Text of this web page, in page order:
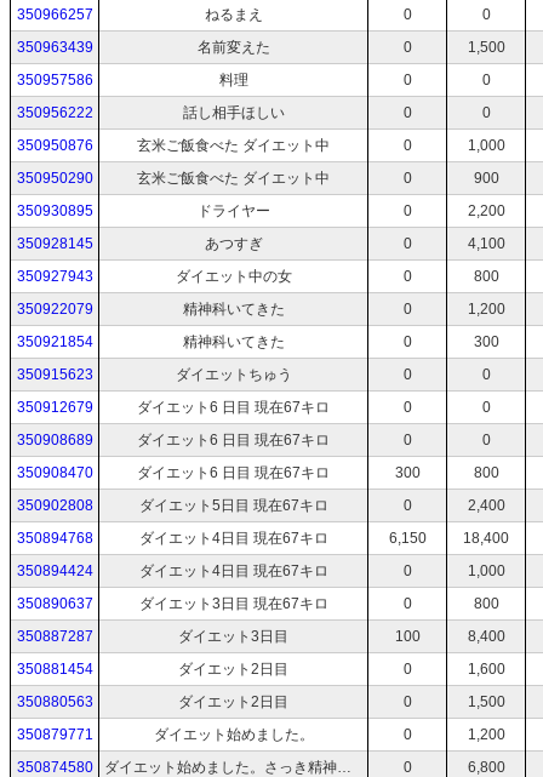
350966257
ねるまえ 0
0
350963439
名前変えた 0
1,500
350957586
料理 0
0
350956222
話し相手ほしい 0
0
350950876
玄米ご飯食べた ダイエット中 0
1,000
350950290
玄米ご飯食べた ダイエット中 0
900
350930895
ドライヤー 0
2,200
350928145
あつすぎ 0
4,100
350927943
ダイエット中の女 0
800
350922079
精神科いてきた 0
1,200
350921854
精神科いてきた 0
300
350915623
ダイエットちゅう 0
0
350912679
ダイエット6 日目 現在67キロ 0
0
350908689
ダイエット6 日目 現在67キロ 0
0
350908470
ダイエット6 日目 現在67キロ 300
800
350902808
ダイエット5日目 現在67キロ 0
2,400
350894768
ダイエット4日目 現在67キロ 6,150
18,400
350894424
ダイエット4日目 現在67キロ 0
1,000
350890637
ダイエット3日目 現在67キロ 0
800
350887287
ダイエット3日目 100
8,400
350881454
ダイエット2日目 0
1,600
350880563
ダイエット2日目 0
1,500
350879771
ダイエット始めました。 0
1,200
350874580
ダイエット始めました。さっき精神薬飲んだからから記憶が無い 0
6,800